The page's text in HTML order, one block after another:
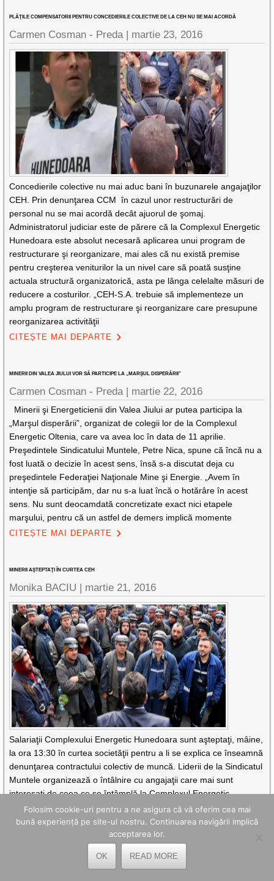
PLĂŢILE COMPENSATORII PENTRU CONCEDIERILE COLECTIVE DE LA CEH NU SE MAI ACORDĂ
Carmen Cosman - Preda | martie 23, 2016
Concedierile colective nu mai aduc bani în buzunarele angajaţilor
CEH. Prin denunţarea CCM în cazul unor restructurări de
personal nu se mai acordă decât ajuorul de şomaj.
Administratorul judiciar este de părere că la Complexul Energetic
Hunedoara este absolut necesară aplicarea unui program de
restructurare şi reorganizare, mai ales că nu există premise
pentru creşterea veniturilor la un nivel care să poată susţine
actuala structură organizatorică, asta pe lânga celelalte măsuri de
reducere a costurilor. „CEH-S.A. trebuie să implementeze un
amplu program de restructurare şi reorganizare care presupune
reorganizarea activităţii
CITEȘTE MAI DEPARTE
MINERII DIN VALEA JIULUI VOR SĂ PARTICIPE LA „MARŞUL DISPERĂRII”
Carmen Cosman - Preda | martie 22, 2016
Minerii şi Energeticienii din Valea Jiului ar putea participa la
„Marşul disperării”, organizat de colegii lor de la Complexul
Energetic Oltenia, care va avea loc în data de 11 aprilie.
Preşedintele Sindicatului Muntele, Petre Nica, spune că încă nu a
fost luată o decizie în acest sens, însă s-a discutat deja cu
preşedintele Federaţiei Naţionale Mine şi Energie. „Avem în
intenţie să participăm, dar nu s-a luat încă o hotărâre în acest
sens. Nu sunt deocamdată concretizate exact nici etapele
marşului, pentru că un astfel de demers implică momente
CITEȘTE MAI DEPARTE
MINERII AŞTEPTAŢI ÎN CURTEA CEH
Monika BACIU | martie 21, 2016
Salariaţii Complexului Energetic Hunedoara sunt aşteptaţi, mâine,
la ora 13:30 în curtea societăţii pentru a li se explica ce înseamnă
denunţarea contractului colectiv de muncă. Liderii de la Sindicatul
Muntele organizează o întâlnire cu angajaţii care mai sunt
interesaţi de ceea ce se întâmplă la Complexul Energetic
Hunedoara. “Vom depune la Tribunalul Hunedoara contestaţia la
denunţarea acestui contract colectiv de muncă. Mâine ne vom
întâlni cu salariaţii care sunt nemulţumiţi de această denunţare în
curtea CEH începând cu ora 13.30 şi urmează să începem
renegocierea unui nou contract coelctiv
Folosim cookie-uri pentru a ne asigura că vă oferim cea mai
bună experiență pe site-ul nostru. Continuarea navigării implică
acceptarea lor.
OK READ MORE